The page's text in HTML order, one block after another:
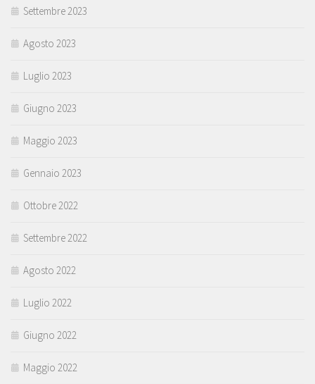
Settembre 2023
Agosto 2023
Luglio 2023
Giugno 2023
Maggio 2023
Gennaio 2023
Ottobre 2022
Settembre 2022
Agosto 2022
Luglio 2022
Giugno 2022
Maggio 2022